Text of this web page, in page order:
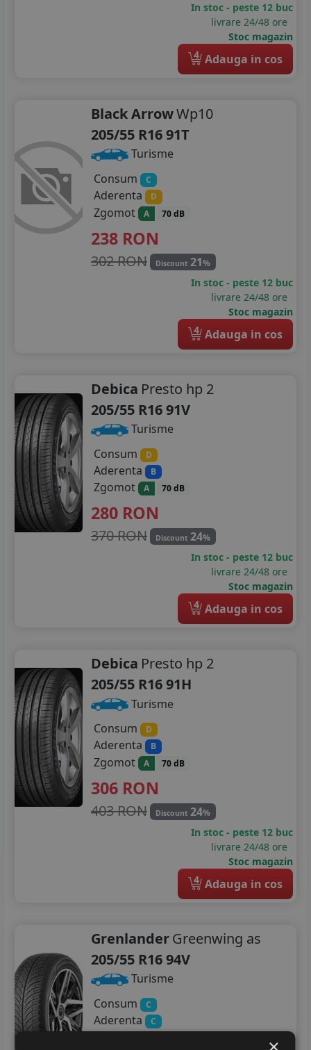
In stoc - peste 12 buc
livrare 24/48 ore
Stoc magazin
4 Adauga in cos
Black ArrowWp10
205/55 R16 91T
Turisme
Consum
C
Aderenta D
Zgomot A 70 dB
238 RON
302 RON Discount 21%
In stoc - peste 12 buc
livrare 24/48 ore
Stoc magazin
4 Adauga in cos
Debica Presto hp 2
205/55 R16 91V
Turisme
Consum
D
Aderenta B
Zgomot A 70 dB
280 RON
370 RON Discount 24%
In stoc - peste 12 buc
livrare 24/48 ore
Stoc magazin
4 Adauga in cos
Debica Presto hp 2
205/55 R16 91H
Turisme
Consum
D
Aderenta B
Zgomot A 70 dB
306 RON
403 RON Discount 24%
In stoc - peste 12 buc
livrare 24/48 ore
Stoc magazin
4 Adauga in cos
GrenlanderGreenwing as
205/55 R16 94V
Turisme
Consum
C
Aderenta C